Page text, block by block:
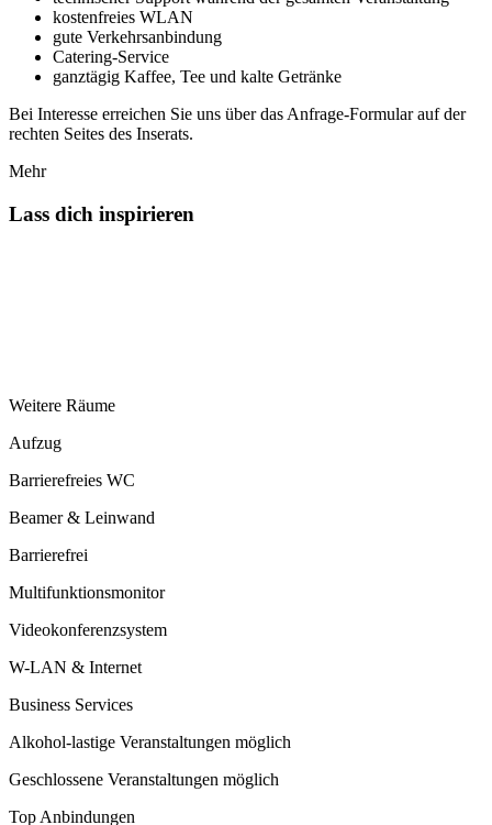
kostenfreies WLAN
gute Verkehrsanbindung
Catering-Service
ganztägig Kaffee, Tee und kalte Getränke
Bei Interesse erreichen Sie uns über das Anfrage-Formular auf der
rechten Seites des Inserats.
Mehr
Lass dich inspirieren
Weitere Räume
Aufzug
Barrierefreies WC
Beamer & Leinwand
Barrierefrei
Multifunktionsmonitor
Videokonferenzsystem
W-LAN & Internet
Business Services
Alkohol-lastige Veranstaltungen möglich
Geschlossene Veranstaltungen möglich
Top Anbindungen